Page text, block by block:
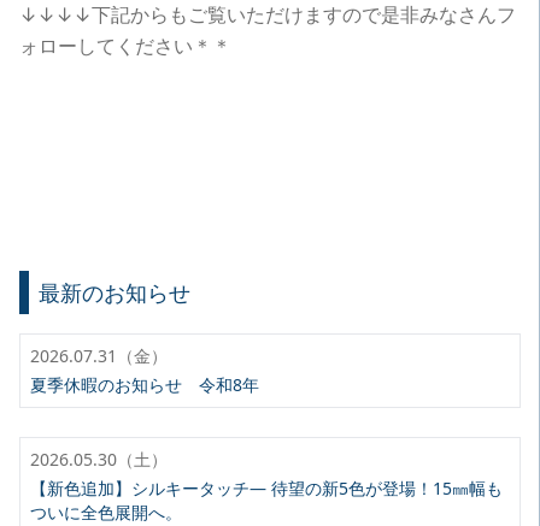
↓↓↓↓下記からもご覧いただけますので是非みなさんフ
ォローしてください＊＊
最新のお知らせ
2026.07.31（金）
夏季休暇のお知らせ 令和8年
2026.05.30（土）
【新色追加】シルキータッチ— 待望の新5色が登場！15㎜幅も
ついに全色展開へ。